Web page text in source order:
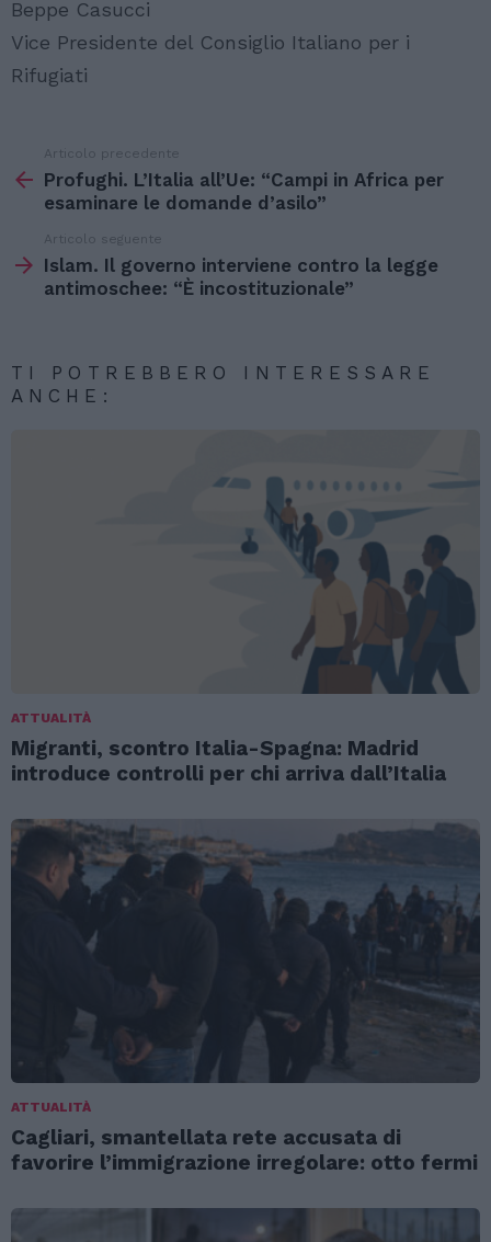
Beppe Casucci
Vice Presidente del Consiglio Italiano per i
Rifugiati
di
Articolo precedente
Profughi. L’Italia all’Ue: “Campi in Africa per
esaminare le domande d’asilo”
Articolo seguente
Islam. Il governo interviene contro la legge
antimoschee: “È incostituzionale”
TI POTREBBERO INTERESSARE
ANCHE:
ATTUALITÀ
Migranti, scontro Italia-Spagna: Madrid
introduce controlli per chi arriva dall’Italia
ATTUALITÀ
Cagliari, smantellata rete accusata di
favorire l’immigrazione irregolare: otto fermi